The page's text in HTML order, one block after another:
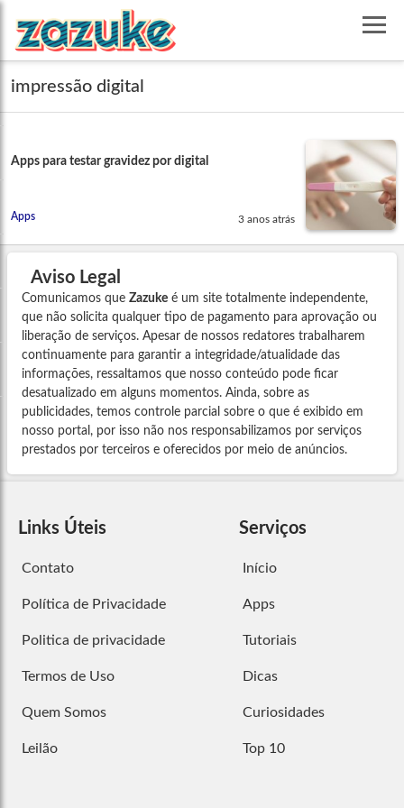
impressão digital
Apps para testar gravidez por digital
Apps 3 anos atrás
Aviso Legal
Comunicamos que Zazuke é um site totalmente independente,
que não solicita qualquer tipo de pagamento para aprovação ou
liberação de serviços. Apesar de nossos redatores trabalharem
continuamente para garantir a integridade/atualidade das
informações, ressaltamos que nosso conteúdo pode ficar
desatualizado em alguns momentos. Ainda, sobre as
publicidades, temos controle parcial sobre o que é exibido em
nosso portal, por isso não nos responsabilizamos por serviços
prestados por terceiros e oferecidos por meio de anúncios.
Links Úteis
Contato
Política de Privacidade
Politica de privacidade
Termos de Uso
Quem Somos
Leilão
Serviços
Início
Apps
Tutoriais
Dicas
Curiosidades
Top 10